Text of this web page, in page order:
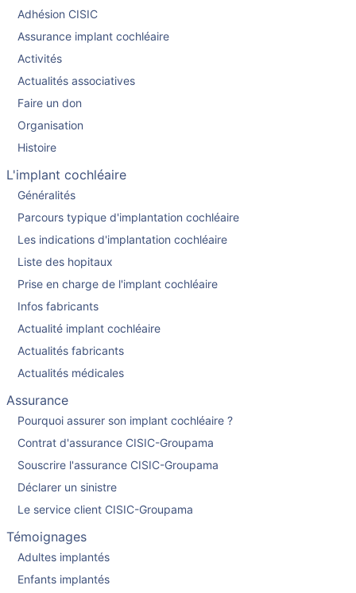
Adhésion CISIC
Assurance implant cochléaire
Activités
Actualités associatives
Faire un don
Organisation
Histoire
L'implant cochléaire
Généralités
Parcours typique d'implantation cochléaire
Les indications d'implantation cochléaire
Liste des hopitaux
Prise en charge de l'implant cochléaire
Infos fabricants
Actualité implant cochléaire
Actualités fabricants
Actualités médicales
Assurance
Pourquoi assurer son implant cochléaire ?
Contrat d'assurance CISIC-Groupama
Souscrire l'assurance CISIC-Groupama
Déclarer un sinistre
Le service client CISIC-Groupama
Témoignages
Adultes implantés
Enfants implantés